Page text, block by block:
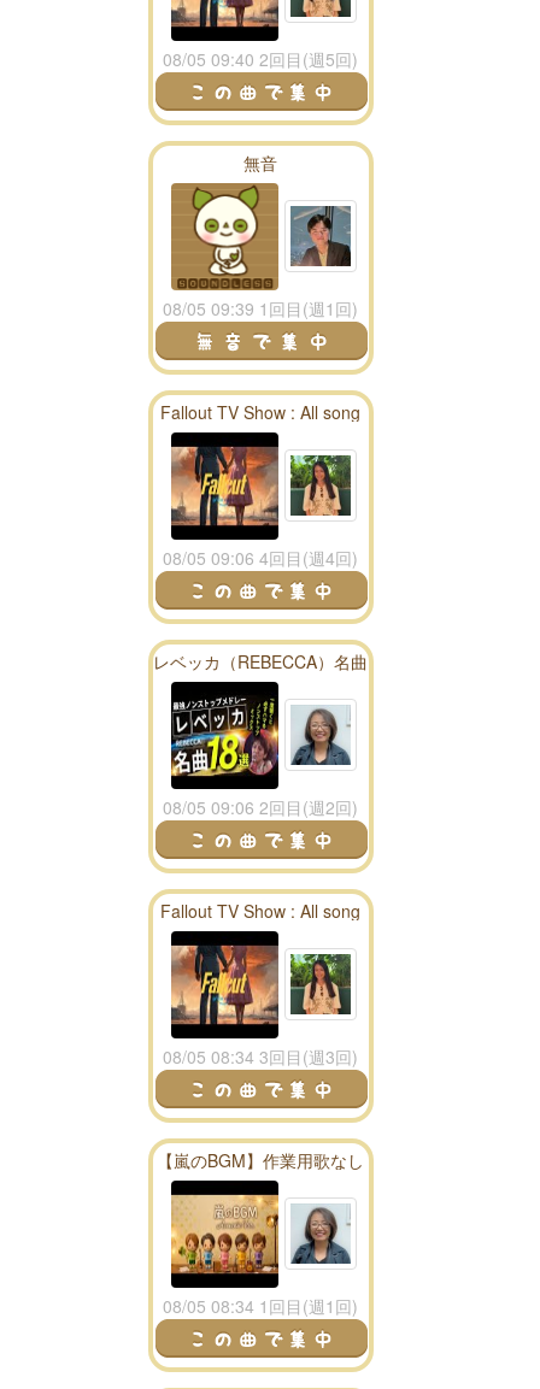
08/05 09:40 2回目(週5回)
無音
08/05 09:39 1回目(週1回)
Fallout TV Show : All song
season 1 playlist - fallout
radio
08/05 09:06 4回目(週4回)
レベッカ（REBECCA）名曲
ノンストップメドレー18
選！DMCリメイク版Vol.11
08/05 09:06 2回目(週2回)
Fallout TV Show : All song
season 1 playlist - fallout
radio
08/05 08:34 3回目(週3回)
【嵐のBGM】作業用歌なし
アコースティック６０分！
08/05 08:34 1回目(週1回)